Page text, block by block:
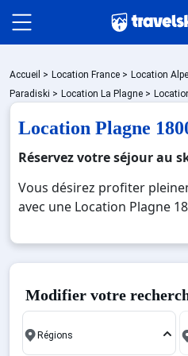
Packages
🚆Train de nuit
Stations
Hébergements
Bons plans
Accueil > Location France > Location
Paradiski > Location La Plagne >
Location Plagne
Réservez votre séjour au
Vous désirez profiter
avec une Location Plagne
offres de Location Plagne
à noel, jour de l'an, février.
imaginez… Profitez de
mêler les plaisirs de la
paysages montagnards.
Modifier votre